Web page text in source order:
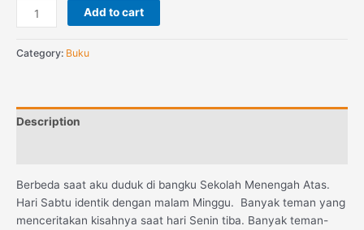
Add to cart
Category: Buku
Description
Berbeda saat aku duduk di bangku Sekolah Menengah Atas.
Hari Sabtu identik dengan malam Minggu. Banyak teman yang
menceritakan kisahnya saat hari Senin tiba. Banyak teman-